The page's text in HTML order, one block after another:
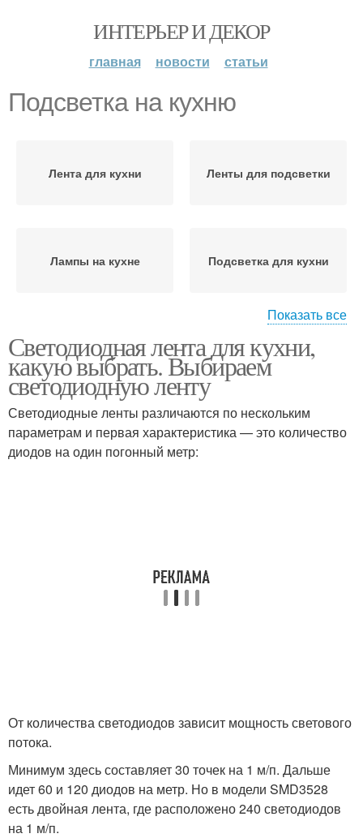
ИНТЕРЬЕР И ДЕКОР
главная новости статьи
Подсветка на кухню
Лента для кухни Ленты для подсветки
Лампы на кухне Подсветка для кухни
Шкафы на кухне Ленты на кухне
Кухни под шкафами Кухни по науке
Показать все
Светодиодная лента для кухни,
какую выбрать. Выбираем
светодиодную ленту
Светодиодные ленты различаются по нескольким
параметрам и первая характеристика — это количество
диодов на один погонный метр:
От количества светодиодов зависит мощность светового
потока.
Минимум здесь составляет 30 точек на 1 м/п. Дальше
идет 60 и 120 диодов на метр. Но в модели SMD3528
есть двойная лента, где расположено 240 светодиодов
на 1 м/п.